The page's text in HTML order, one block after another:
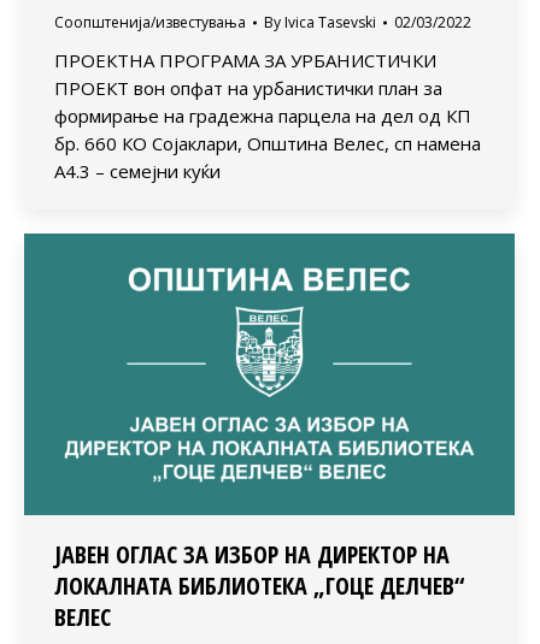
Соопштенија/известувања By Ivica Tasevski 02/03/2022
ПРОЕКТНА ПРОГРАМА ЗА УРБАНИСТИЧКИ
ПРОЕКТ вон опфат на урбанистички план за
формирање на градежна парцела на дел од КП
бр. 660 КО Сојаклари, Општина Велес, сп намена
А4.3 – семејни куќи
ЈАВЕН ОГЛАС ЗА ИЗБОР НА ДИРЕКТОР НА
ЛОКАЛНАТА БИБЛИОТЕКА „ГОЦЕ ДЕЛЧЕВ“
ВЕЛЕС